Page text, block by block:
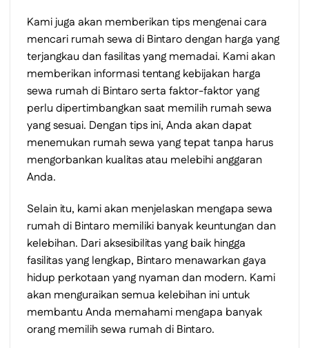
Kami juga akan memberikan tips mengenai cara
mencari rumah sewa di Bintaro dengan harga yang
terjangkau dan fasilitas yang memadai. Kami akan
memberikan informasi tentang kebijakan harga
sewa rumah di Bintaro serta faktor-faktor yang
perlu dipertimbangkan saat memilih rumah sewa
yang sesuai. Dengan tips ini, Anda akan dapat
menemukan rumah sewa yang tepat tanpa harus
mengorbankan kualitas atau melebihi anggaran
Anda.
Selain itu, kami akan menjelaskan mengapa sewa
rumah di Bintaro memiliki banyak keuntungan dan
kelebihan. Dari aksesibilitas yang baik hingga
fasilitas yang lengkap, Bintaro menawarkan gaya
hidup perkotaan yang nyaman dan modern. Kami
akan menguraikan semua kelebihan ini untuk
membantu Anda memahami mengapa banyak
orang memilih sewa rumah di Bintaro.